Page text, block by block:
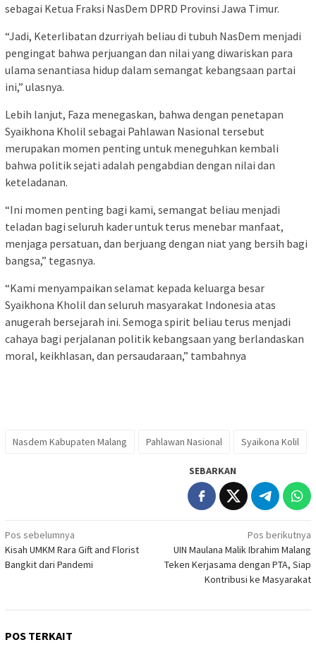
sebagai Ketua Fraksi NasDem DPRD Provinsi Jawa Timur.
“Jadi, Keterlibatan dzurriyah beliau di tubuh NasDem menjadi
pengingat bahwa perjuangan dan nilai yang diwariskan para
ulama senantiasa hidup dalam semangat kebangsaan partai
ini,” ulasnya.
Lebih lanjut, Faza menegaskan, bahwa dengan penetapan
Syaikhona Kholil sebagai Pahlawan Nasional tersebut
merupakan momen penting untuk meneguhkan kembali
bahwa politik sejati adalah pengabdian dengan nilai dan
keteladanan.
“Ini momen penting bagi kami, semangat beliau menjadi
teladan bagi seluruh kader untuk terus menebar manfaat,
menjaga persatuan, dan berjuang dengan niat yang bersih bagi
bangsa,” tegasnya.
“Kami menyampaikan selamat kepada keluarga besar
Syaikhona Kholil dan seluruh masyarakat Indonesia atas
anugerah bersejarah ini. Semoga spirit beliau terus menjadi
cahaya bagi perjalanan politik kebangsaan yang berlandaskan
moral, keikhlasan, dan persaudaraan,” tambahnya
Nasdem Kabupaten Malang Pahlawan Nasional Syaikona Kolil
SEBARKAN
Navigasi
pos
Pos sebelumnya
Kisah UMKM Rara Gift and Florist
Bangkit dari Pandemi
Pos berikutnya
UIN Maulana Malik Ibrahim Malang
Teken Kerjasama dengan PTA, Siap
Kontribusi ke Masyarakat
POS TERKAIT